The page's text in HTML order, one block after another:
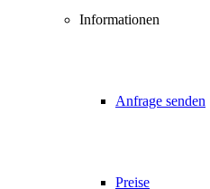
Informationen
Anfrage senden
Preise